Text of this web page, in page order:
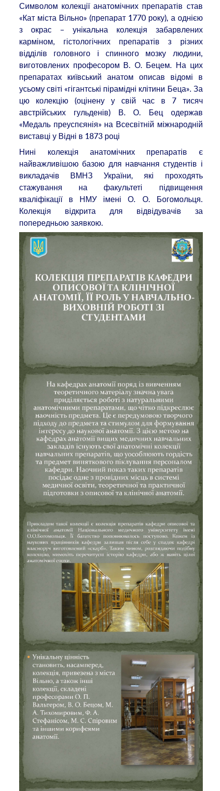
Символом колекції анатомічних препаратів став
«Кат міста Вільно» (препарат 1770 року), а однією
з окрас – унікальна колекція забарвлених
карміном, гістологічних препаратів з різних
відділів головного і спинного мозку людини,
виготовлених професором В. О. Бецем. На цих
препаратах київський анатом описав відомі в
усьому світі «гігантські пірамідні клітини Беца». За
цю колекцію (оцінену у свій час в 7 тисяч
австрійських гульденів) В. О. Бец одержав
«Медаль преуспєянія» на Всесвітній міжнародній
виставці у Відні в 1873 році
Нині колекція анатомічних препаратів є
найважливішою базою для навчання студентів і
викладачів ВМНЗ України, які проходять
стажування на факультеті підвищення
кваліфікації в НМУ імені О. О. Богомольця.
Колекція відкрита для відвідувачів за
попередньою заявкою.